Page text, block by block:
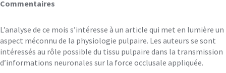
Commentaires
L’analyse de ce mois s’intéresse à un article qui met en lumière un
aspect méconnu de la physiologie pulpaire. Les auteurs se sont
intéressés au rôle possible du tissu pulpaire dans la transmission
d’informations neuronales sur la force occlusale appliquée.